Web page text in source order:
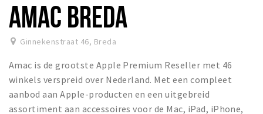
Bezienswaardigheden
Musea, theaters & podia
Uitjes & activiteiten
Toeristische routes
Natuurgebieden
AMAC BREDA
Ginnekenstraat 46, Breda
Amac is de grootste Apple Premium Reseller met 46
winkels verspreid over Nederland. Met een compleet
aanbod aan Apple-producten en een uitgebreid
assortiment aan accessoires voor de Mac, iPad, iPhone,